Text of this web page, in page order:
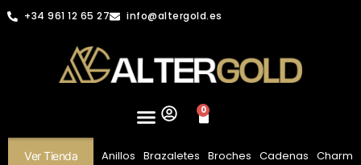
+34 961 12 65 27 info@altergold.es
0
Ver Tienda Anillos Brazaletes Broches Cadenas Charm